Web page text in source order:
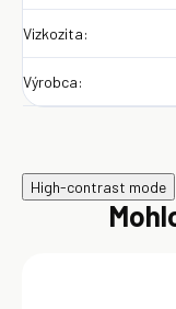
Vizkozita:
Výrobca:
High-contrast mode